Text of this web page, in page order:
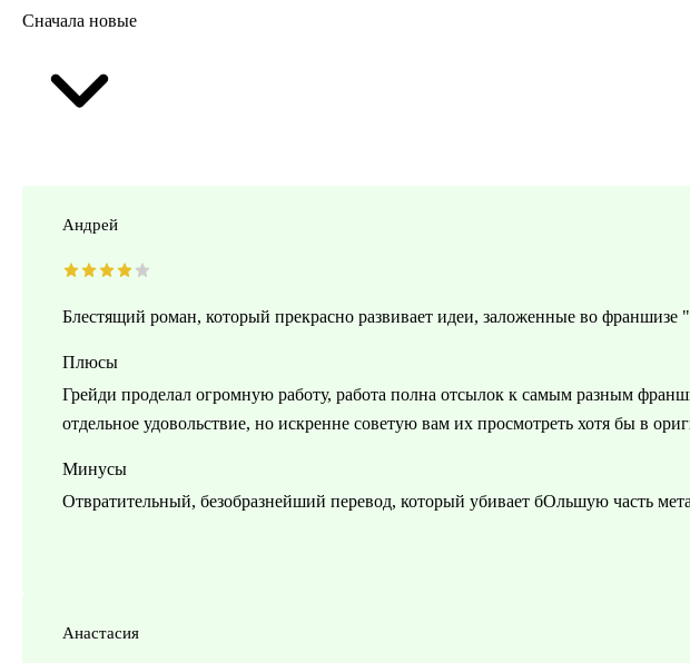
Сначала новые
Андрей
Блестящий роман, который прекрасно развивает идеи, заложенные во франшизе
Плюсы
Грейди проделал огромную работу, работа полна отсылок к самым разным
отдельное удовольствие, но искренне советую вам их просмотреть хотя бы в
Минусы
Отвратительный, безобразнейший перевод, который убивает бОльшую часть
Анастасия